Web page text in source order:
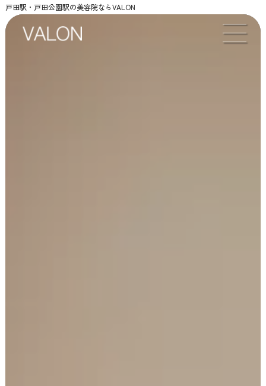
戸田駅・戸田公園駅の美容院ならVALON